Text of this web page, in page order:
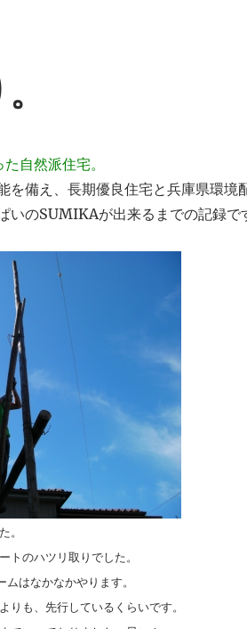
自然派住宅。
を備え、長期優良住宅と兵庫県環境
いのSUMIKAが出来るまでの記録で
。
トのハツリ取りでした。
はなかなかやります。
りも、先行しているくらいです。